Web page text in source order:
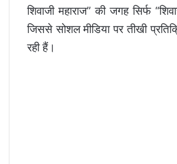
शिवाजी महाराज” की जगह सिर्फ
जिससे सोशल मीडिया पर तीखी
रही हैं।